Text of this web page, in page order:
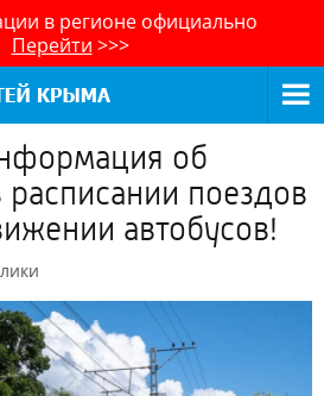
в регионе официально
Перейти >>>
об
поездов
автобусов!